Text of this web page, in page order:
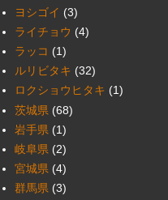
ヨシゴイ (3)
ライチョウ (4)
ラッコ (1)
ルリビタキ (32)
ロクショウヒタキ (1)
茨城県 (68)
岩手県 (1)
岐阜県 (2)
宮城県 (4)
群馬県 (3)